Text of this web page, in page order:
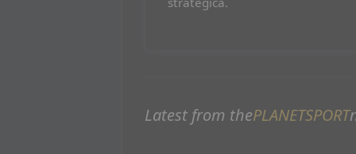
Latest from thePLANETSPORT